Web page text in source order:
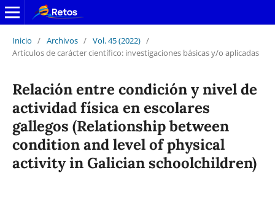
Inicio / Archivos / Vol. 45 (2022) /
Artículos de carácter científico: investigaciones básicas y/o aplicadas
Relación entre condición y nivel de
actividad física en escolares
gallegos (Relationship between
condition and level of physical
activity in Galician schoolchildren)